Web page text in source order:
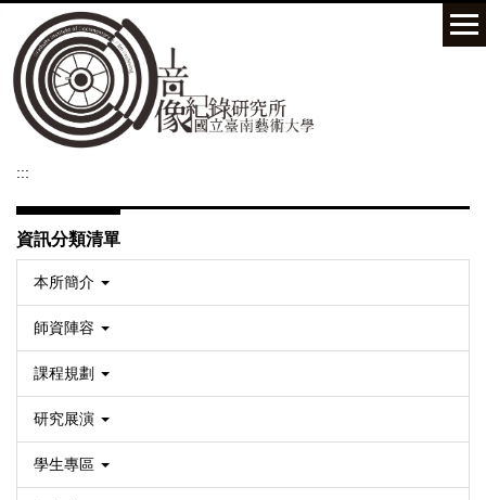
到
主
要
內
:::
資訊分類清單
本所簡介
師資陣容
課程規劃
研究展演
學生專區